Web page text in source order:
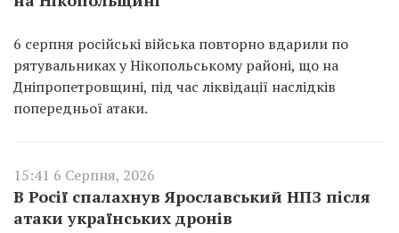
6 серпня російські війська повторно вдарили по
рятувальниках у Нікопольському районі, що на
Дніпропетровщині, під час ліквідації наслідків
попередньої атаки.
15:41 6 Серпня, 2026
В Росії спалахнув Ярославський НПЗ після
атаки українських дронів